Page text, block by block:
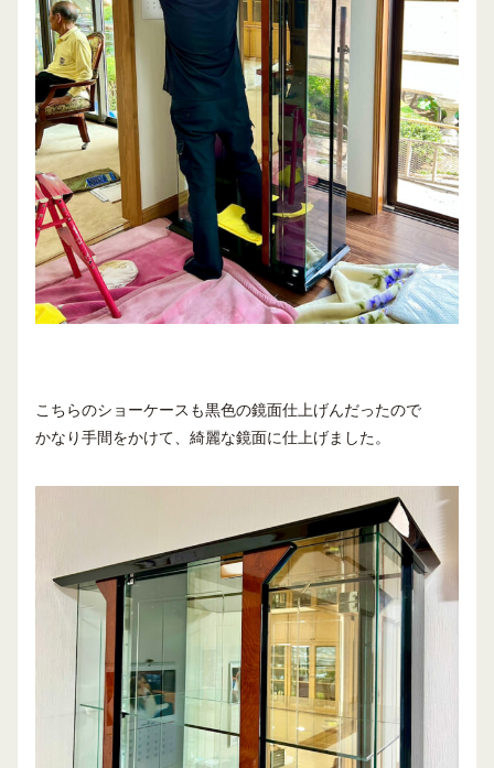
こちらのショーケースも黒色の鏡面仕上げんだったので
かなり手間をかけて、綺麗な鏡面に仕上げました。